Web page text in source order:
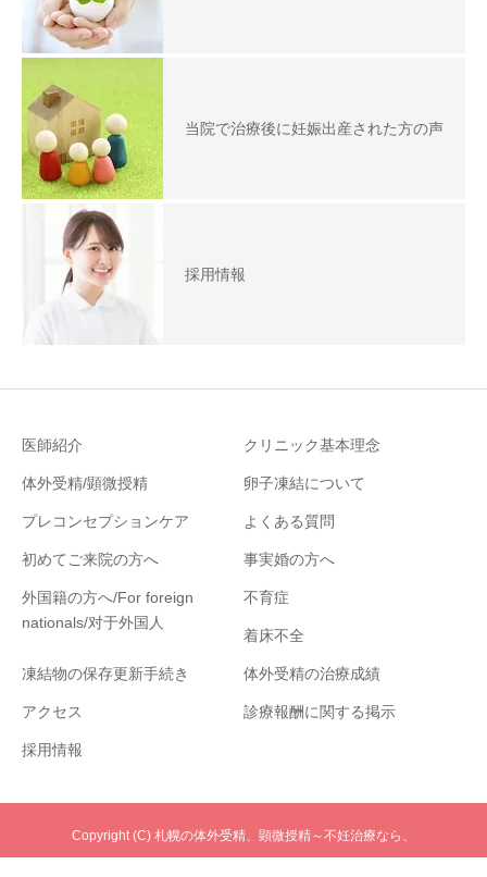
当院で治療後に妊娠出産された方の声
採用情報
医師紹介 クリニック基本理念
体外受精/顕微授精 卵子凍結について
プレコンセプションケア よくある質問
初めてご来院の方へ 事実婚の方へ
外国籍の方へ/For foreign
nationals/对于外国人
不育症
着床不全
凍結物の保存更新手続き 体外受精の治療成績
アクセス 診療報酬に関する掲示
採用情報
Copyright (C) 札幌の体外受精、顕微授精～不妊治療なら、